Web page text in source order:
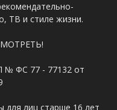
ТВ и стиле жизни.
№ ФС 77 - 77132 от
для лиц старше 16 лет